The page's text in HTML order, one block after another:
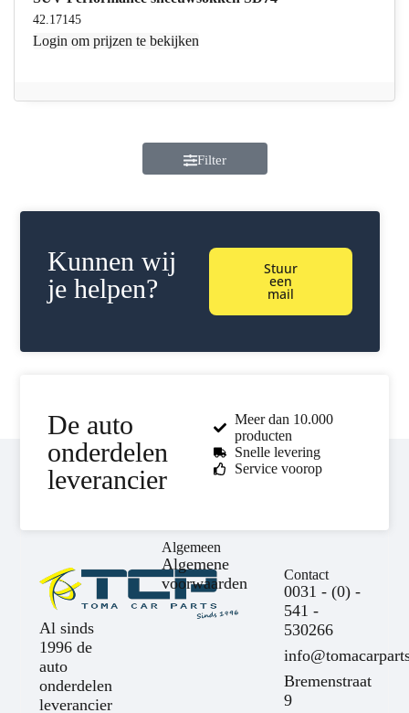
42.17145
Login om prijzen te bekijken
Filter
Kunnen wij
je helpen?
Stuur
een
mail
De auto
onderdelen
leverancier
Meer dan 10.000
producten
Snelle levering
Service voorop
Al sinds
1996 de
auto
onderdelen
leverancier
Algemeen
Algemene
voorwaarden
Contact
0031 - (0) -
541 -
530266
Bremenstraat
9